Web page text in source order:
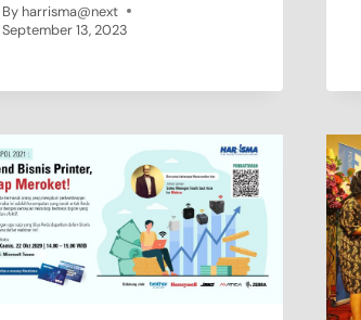
By harrisma@next
September 13, 2023